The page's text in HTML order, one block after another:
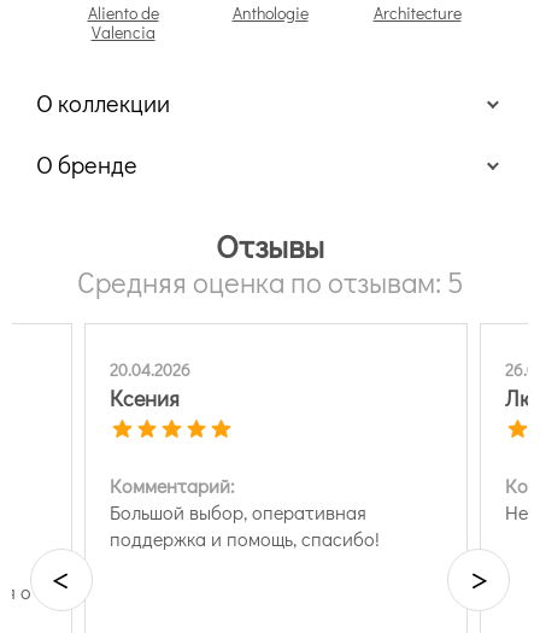
Aliento de
Valencia
Anthologie Architecture
О коллекции
животные;
вензеля;
сюжетные рисунки;
полосы.
О бренде
Отзывы
Средняя оценка по отзывам: 5
о
20.04.2026
Ксения
Комментарий:
Большой выбор, оперативная
поддержка и помощь, спасибо!
Нет
< >